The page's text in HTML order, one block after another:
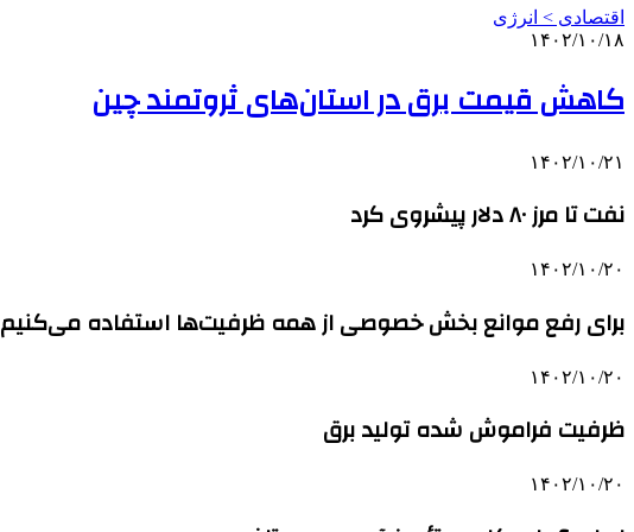
اقتصادی > انرژی
۱۴۰۲/۱۰/۱۸
کاهش قیمت برق در استان‌های ثروتمند چین
۱۴۰۲/۱۰/۲۱
نفت تا مرز ۸۰ دلار پیشروی کرد
۱۴۰۲/۱۰/۲۰
برای رفع موانع بخش خصوصی از همه ظرفیت‌ها استفاده می‌کنیم
۱۴۰۲/۱۰/۲۰
ظرفیت فراموش شده تولید برق
۱۴۰۲/۱۰/۲۰